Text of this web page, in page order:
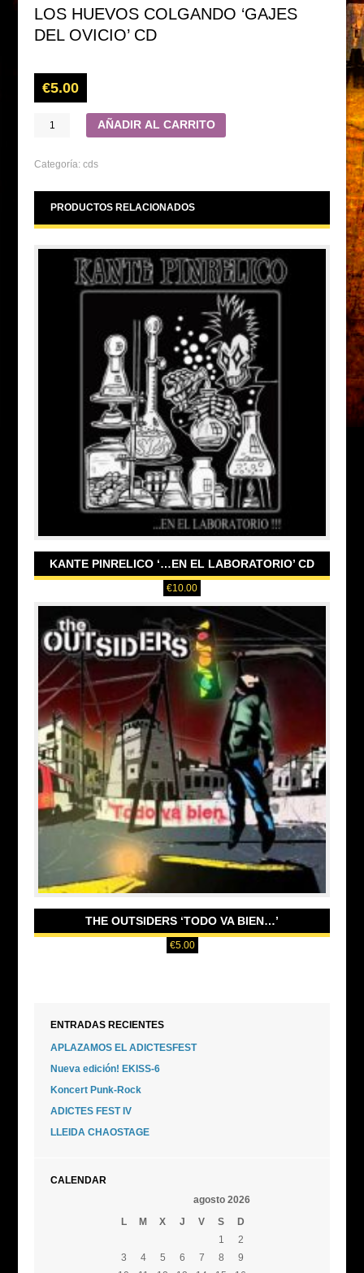
LOS HUEVOS COLGANDO ‘GAJES
DEL OVICIO’ CD
€5.00
AÑADIR AL CARRITO
Categoría:cds
PRODUCTOS RELACIONADOS
KANTE PINRELICO ‘…EN EL LABORATORIO’ CD
€10.00
THE OUTSIDERS ‘TODO VA BIEN…’
€5.00
ENTRADAS RECIENTES
APLAZAMOS EL ADICTESFEST
Nueva edición! EKISS-6
Koncert Punk-Rock
ADICTES FEST IV
LLEIDA CHAOSTAGE
CALENDAR
agosto 2026
L
M X J V S
D
1
2
3
4 5 6 7 8
9